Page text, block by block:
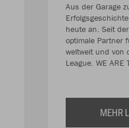
Aus der Garage
heute an. Seit
optimale Partner
weltweit und von
League. WE ARE
MEHR